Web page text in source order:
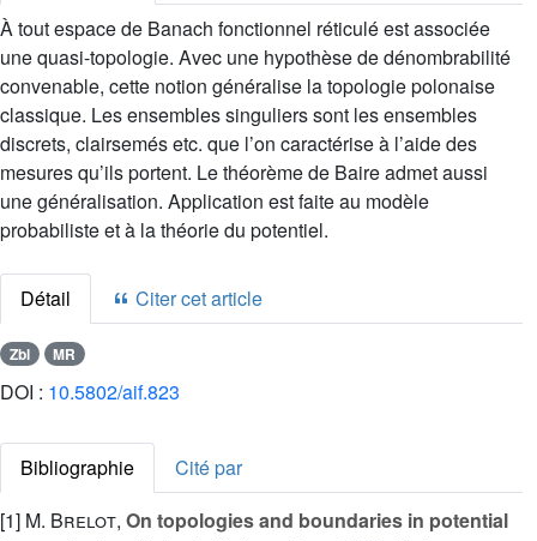
À tout espace de Banach fonctionnel réticulé est associée
une quasi-topologie. Avec une hypothèse de dénombrabilité
convenable, cette notion généralise la topologie polonaise
classique. Les ensembles singuliers sont les ensembles
discrets, clairsemés etc. que l’on caractérise à l’aide des
mesures qu’ils portent. Le théorème de Baire admet aussi
une généralisation. Application est faite au modèle
probabiliste et à la théorie du potentiel.
Détail Citer cet article
Zbl MR
DOI : 10.5802/aif.823
Bibliographie
Cité par
[1] M. Brelot, On topologies and boundaries in potential